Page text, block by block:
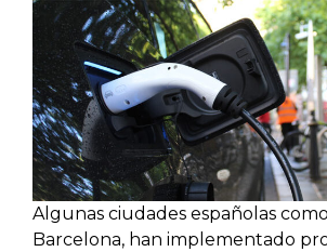
Algunas ciudades españolas
Barcelona, han implementado